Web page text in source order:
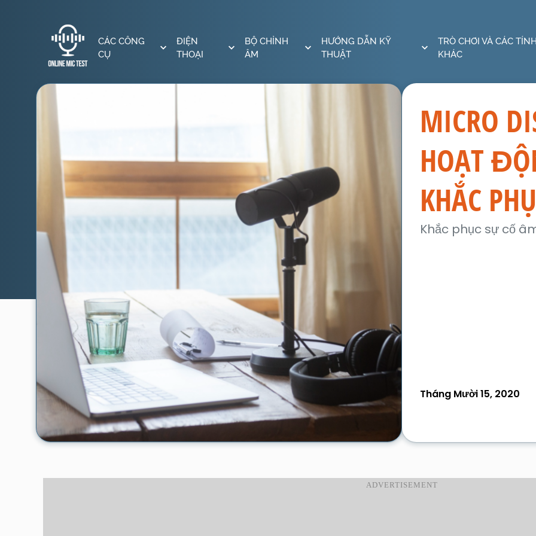
CÁC CÔNG
CỤ
ĐIỆN
THOẠI
BỘ CHỈNH
ÂM
HƯỚNG DẪN KỸ
THUẬT
TRÒ CHƠI VÀ CÁC
KHÁC
MICRO
HOẠT
KHẮC
Khắc phục sự cố
Tháng Mười 15, 2020